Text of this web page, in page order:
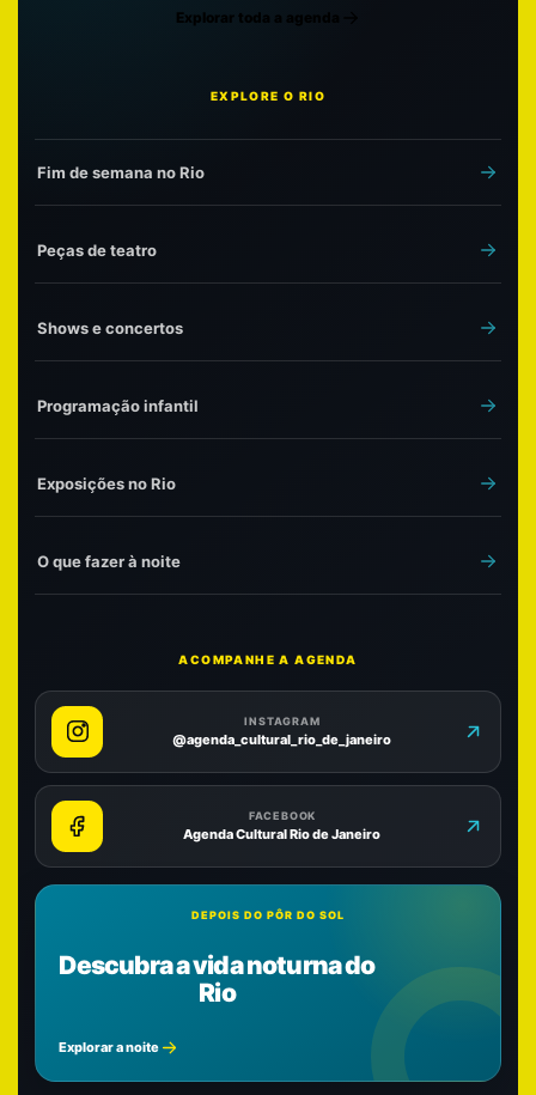
Explorar toda a agenda
EXPLORE O RIO
Fim de semana no Rio
Peças de teatro
Shows e concertos
Programação infantil
Exposições no Rio
O que fazer à noite
ACOMPANHE A AGENDA
INSTAGRAM
@agenda_cultural_rio_de_janeiro
FACEBOOK
Agenda Cultural Rio de Janeiro
DEPOIS DO PÔR DO SOL
Descubra a vida noturna do
Rio
Explorar a noite